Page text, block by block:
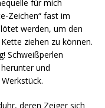
für mich
Zeichen“ fast im
werden, um den
ziehen zu können.
Schweißperlen
und
deren Zeiger sich